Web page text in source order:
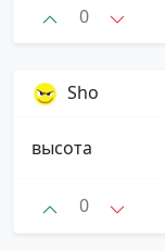
0
Sho
высота
0